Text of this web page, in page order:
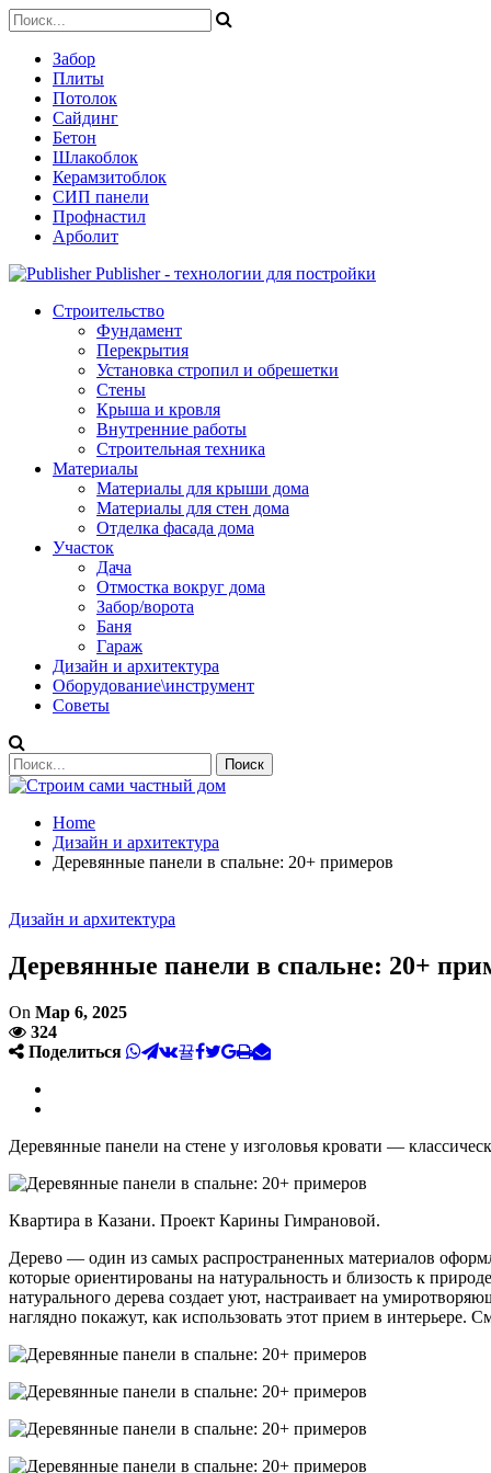
Забор
Плиты
Потолок
Сайдинг
Бетон
Шлакоблок
Керамзитоблок
СИП панели
Профнастил
Арболит
Publisher - технологии для постройки
Строительство
Фундамент
Перекрытия
Установка стропил и обрешетки
Стены
Крыша и кровля
Внутренние работы
Строительная техника
Материалы
Материалы для крыши дома
Материалы для стен дома
Отделка фасада дома
Участок
Дача
Отмостка вокруг дома
Забор/ворота
Баня
Гараж
Дизайн и архитектура
Оборудование\инструмент
Советы
Home
Дизайн и архитектура
Деревянные панели в спальне: 20+ примеров
Дизайн и архитектура
Деревянные панели в спальне: 20+
On Мар 6, 2025
324
Поделиться
Деревянные панели на стене у изголовья кровати —
Квартира в Казани. Проект Карины Гимрановой.
Дерево — один из самых распространенных материалов
которые ориентированы на натуральность и близость к
натурального дерева создает уют, настраивает на
наглядно покажут, как использовать этот прием в интерьере.